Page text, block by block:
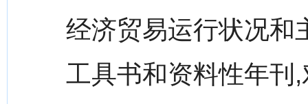
经济贸易运行状况和
工具书和资料性年刊